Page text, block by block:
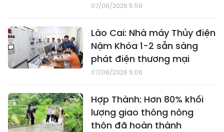
07/08/2026 5:59
Lào Cai: Nhà máy Thủy điện
Nậm Khóa 1-2 sẵn sàng
phát điện thương mại
07/08/2026 5:06
Hợp Thành: Hơn 80% khối
lượng giao thông nông
thôn đã hoàn thành